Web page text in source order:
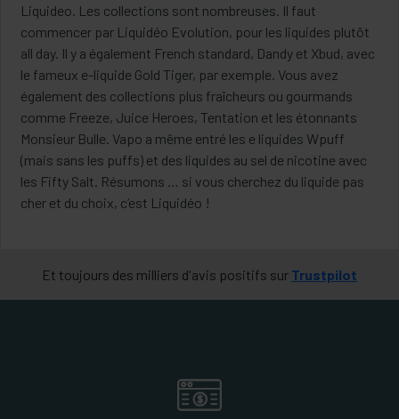
Liquideo. Les collections sont nombreuses. Il faut
commencer par Liquidéo Evolution, pour les liquides plutôt
all day. Il y a également French standard, Dandy et Xbud, avec
le fameux e-liquide Gold Tiger, par exemple. Vous avez
également des collections plus fraîcheurs ou gourmands
comme Freeze, Juice Heroes, Tentation et les étonnants
Monsieur Bulle. Vapo a même entré les e liquides Wpuff
(mais sans les puffs) et des liquides au sel de nicotine avec
les Fifty Salt. Résumons … si vous cherchez du liquide pas
cher et du choix, c’est Liquidéo !
Et toujours des milliers d'avis positifs sur Trustpilot